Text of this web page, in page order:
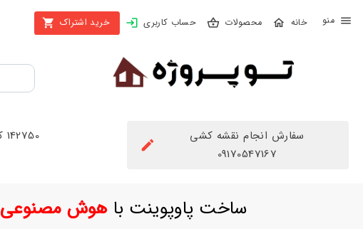
محصولات حساب کاربری خرید اشتراک
بستن
محصولات
سفارش انجام نقشه کشی
09170547167
142750 کاربر
ساخت پاوپوینت باهوش مصنوعی